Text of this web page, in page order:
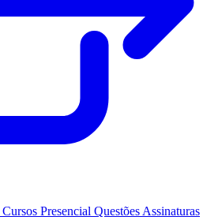
Cursos Presencial Questões Assinaturas